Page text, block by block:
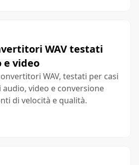
WAV testati
e video
WAV, testati per casi
video e conversione
di velocità e qualità.